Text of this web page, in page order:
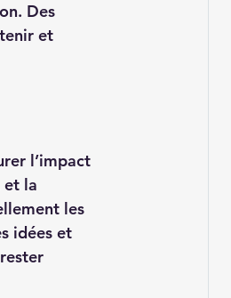
Des
et
l’impact
et la
les
idées et